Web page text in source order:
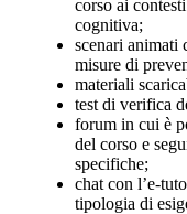
corso ai
cognitiva;
scenari animati
misure di
materiali
test di verifica
forum in cui è
del corso e
specifiche;
chat con l’e-
tipologia di